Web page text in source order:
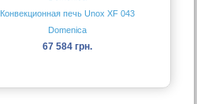
Конвекционная печь Unox XF 043
Domenica
67 584 грн.